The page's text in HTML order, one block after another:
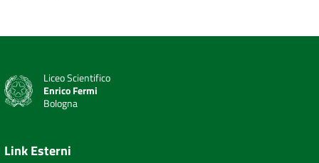
Liceo Scientifico
Enrico Fermi
Bologna
Link Esterni